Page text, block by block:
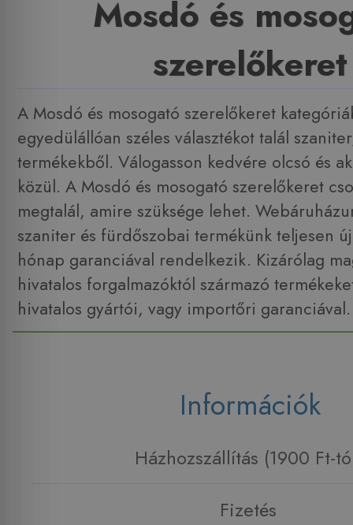
Mosdó és
szerelőkeret
A Mosdó és mosogató szerelőkeret
egyedülállóan széles választékot talál
termékekből. Válogasson kedvére olcsó és
közül. A Mosdó és mosogató szerelőkeret
megtalál, amire szüksége lehet.
szaniter és fürdőszobai termékünk teljesen
hónap garanciával rendelkezik. Kizárólag
hivatalos forgalmazóktól származó
hivatalos gyártói, vagy importőri garanciával.
Információk
Házhozszállítás (1900 Ft-
Fizetés